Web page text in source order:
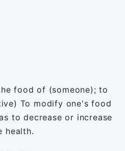
food of (someone); to
To modify one's food
to decrease or increase
health.